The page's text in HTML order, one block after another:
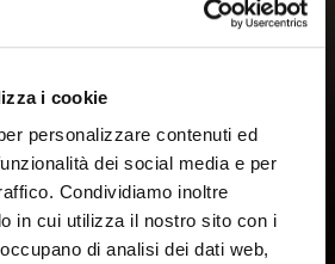
i cookie
personalizzare contenuti ed
dei social media e per
Condividiamo inoltre
in cui utilizza il nostro sito con i
di analisi dei dati web,